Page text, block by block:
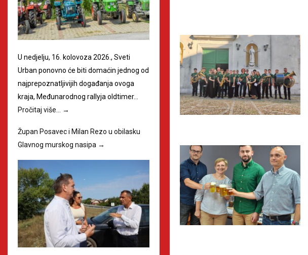
U nedjelju, 16. kolovoza 2026., Sveti
Urban ponovno će biti domaćin jednog od
najprepoznatljivijih događanja ovoga
kraja, Međunarodnog rallyja oldtimer…
Pročitaj više…
→
Župan Posavec i Milan Rezo u obilasku
Glavnog murskog nasipa →